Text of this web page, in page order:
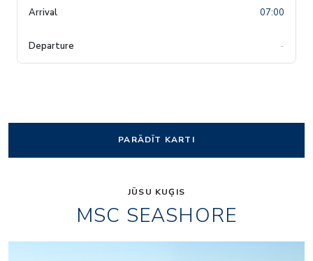
07:00
-
PARĀDĪT KARTI
JŪSU KUĢIS
MSC SEASHORE